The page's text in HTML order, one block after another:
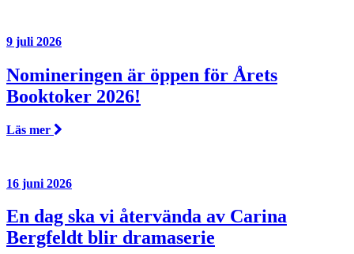
9 juli 2026
Nomineringen är öppen för Årets
Booktoker 2026!
Läs mer
16 juni 2026
En dag ska vi återvända av Carina
Bergfeldt blir dramaserie